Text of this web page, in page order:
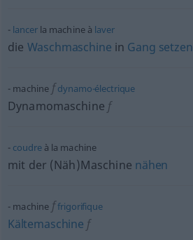
lancerla machine à laver
die Waschmaschine in Gang setzen
machine fdynamo-électrique
Dynamomaschine f
coudreà la machine
mit der (Näh)Maschine nähen
machine ffrigorifique
Kältemaschine f